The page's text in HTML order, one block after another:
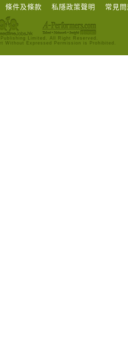
條件及條款 私隱政策聲明 常見
Limited. All Right Reserved.
Without Expressed Permission is Prohibited.